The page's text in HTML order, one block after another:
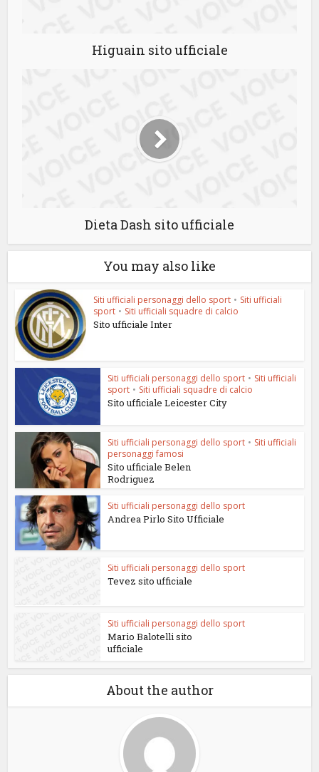
Higuain sito ufficiale
Dieta Dash sito ufficiale
You may also like
Siti ufficiali personaggi dello sport • Siti ufficiali
sport • Siti ufficiali squadre di calcio
Sito ufficiale Inter
Siti ufficiali personaggi dello sport • Siti ufficiali
sport • Siti ufficiali squadre di calcio
Sito ufficiale Leicester City
Siti ufficiali personaggi dello sport • Siti ufficiali
personaggi famosi
Sito ufficiale Belen
Rodriguez
Siti ufficiali personaggi dello sport
Andrea Pirlo Sito Ufficiale
Siti ufficiali personaggi dello sport
Tevez sito ufficiale
Siti ufficiali personaggi dello sport
Mario Balotelli sito
ufficiale
About the author